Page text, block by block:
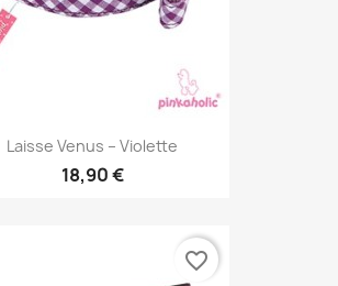
Laisse Venus – Violette
18,90 €
favorite_border